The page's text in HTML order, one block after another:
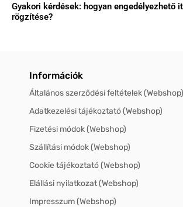
Gyakori kérdések: hogyan engedélyezhető
rögzítése?
Információk
Általános szerződési feltételek (Webshop)
Adatkezelési tájékoztató (Webshop)
Fizetési módok (Webshop)
Szállítási módok (Webshop)
Cookie tájékoztató (Webshop)
Elállási nyilatkozat (Webshop)
Impresszum (Webshop)